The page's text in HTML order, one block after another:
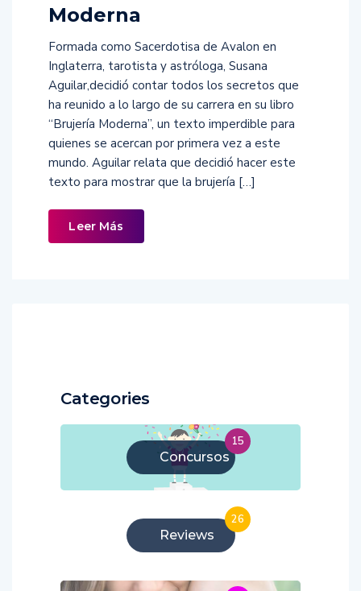
Moderna
Formada como Sacerdotisa de Avalon en
Inglaterra, tarotista y astróloga, Susana
Aguilar,decidió contar todos los secretos que
ha reunido a lo largo de su carrera en su libro
“Brujería Moderna”, un texto imperdible para
quienes se acercan por primera vez a este
mundo. Aguilar relata que decidió hacer este
texto para mostrar que la brujería […]
Leer Más
Categories
Concursos
15
Reviews
26